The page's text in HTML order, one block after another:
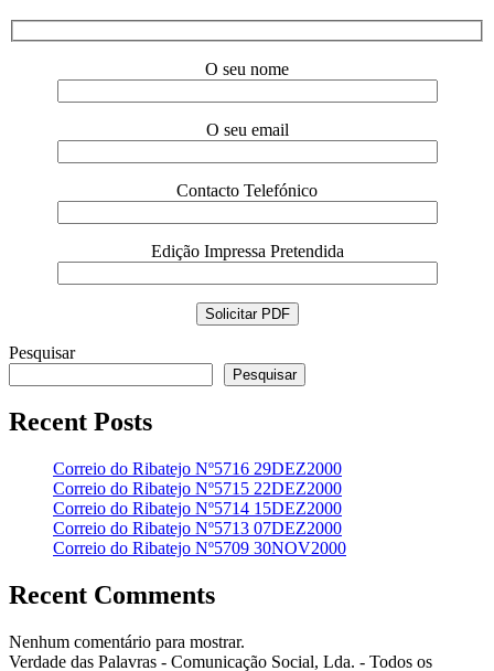
O seu nome
O seu email
Contacto Telefónico
Edição Impressa Pretendida
Pesquisar
Pesquisar
Recent Posts
Correio do Ribatejo Nº5716 29DEZ2000
Correio do Ribatejo Nº5715 22DEZ2000
Correio do Ribatejo Nº5714 15DEZ2000
Correio do Ribatejo Nº5713 07DEZ2000
Correio do Ribatejo Nº5709 30NOV2000
Recent Comments
Nenhum comentário para mostrar.
Verdade das Palavras - Comunicação Social, Lda. - Todos os